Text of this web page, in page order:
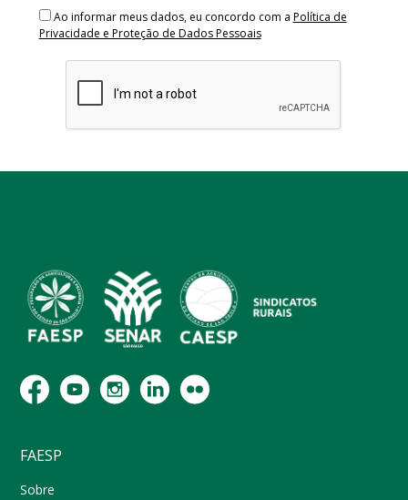
Ao informar meus dados, eu concordo com a Política de
Privacidade e Proteção de Dados Pessoais
FAESP
Sobre